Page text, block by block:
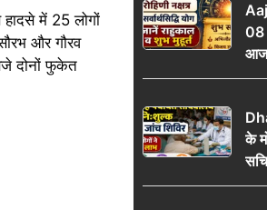
में 25 लोगों
और गौरव
दोनों फुकेत
और
आज
शुभ
के